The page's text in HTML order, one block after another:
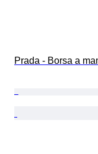
Prada - Borsa a